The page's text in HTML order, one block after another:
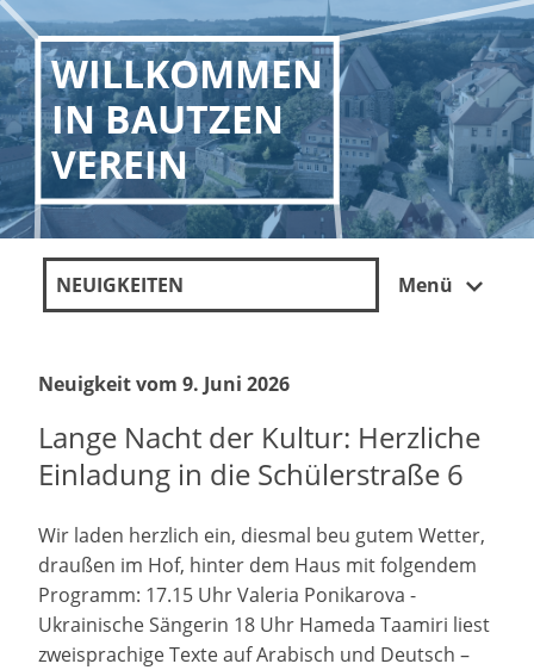
WILLKOMMEN
IN BAUTZEN
VEREIN
NEUIGKEITEN Menü
Neuigkeit vom 9. Juni 2026
Lange Nacht der Kultur: Herzliche
Einladung in die Schülerstraße 6
Wir laden herzlich ein, diesmal beu gutem Wetter,
draußen im Hof, hinter dem Haus mit folgendem
Programm: 17.15 Uhr Valeria Ponikarova -
Ukrainische Sängerin 18 Uhr Hameda Taamiri liest
zweisprachige Texte auf Arabisch und Deutsch –